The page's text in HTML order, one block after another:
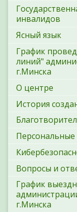
инвалидов
Ясный язык
График
линий"
г.Минска
О центре
История
Вопросы и
График
г.Минска